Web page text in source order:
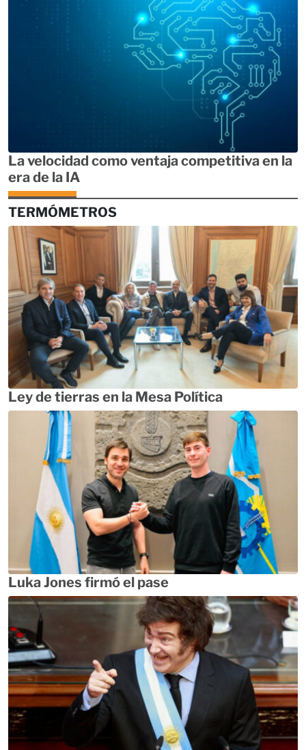
La velocidad como ventaja competitiva en la
era de la IA
TERMÓMETROS
Ley de tierras en la Mesa Política
Luka Jones firmó el pase